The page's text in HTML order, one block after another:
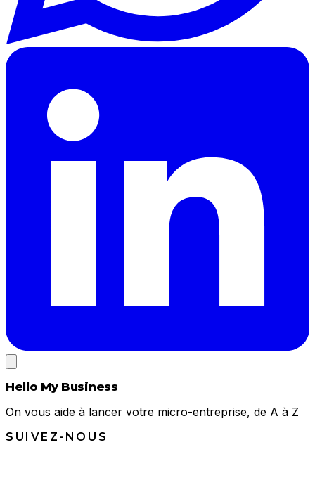
Hello My Business
On vous aide à lancer votre micro-entreprise, de A à Z
SUIVEZ-NOUS